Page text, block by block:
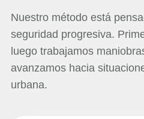
Nuestro método está
seguridad progresiva.
luego trabajamos
avanzamos hacia
urbana.